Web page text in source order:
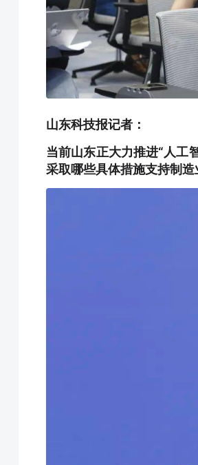
山东科技报记者：
当前山东正大力推进“人工
采取哪些具体措施支持制造